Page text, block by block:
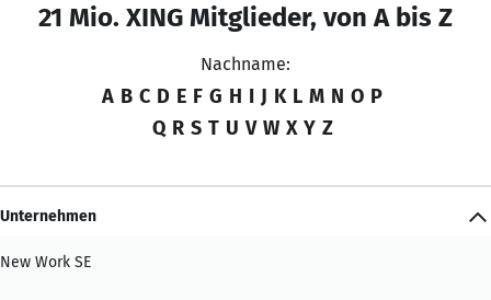
21 Mio. XING Mitglieder, von A bis Z
Nachname:
A B C D E F G H I J K L M N O P
Q R S T U V W X Y Z
Unternehmen
New Work SE